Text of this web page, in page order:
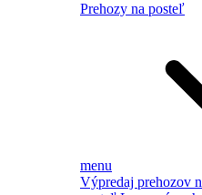
Prehozy na posteľ
menu
Výpredaj prehozov